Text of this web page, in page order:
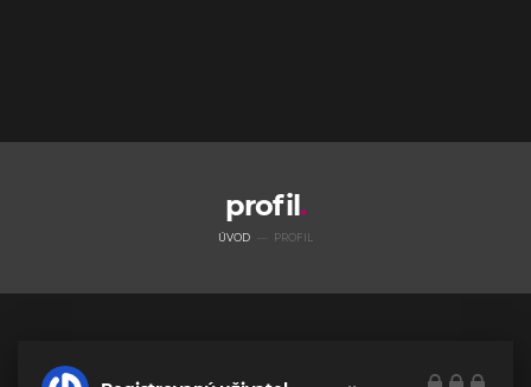
profil
ÚVOD PROFIL